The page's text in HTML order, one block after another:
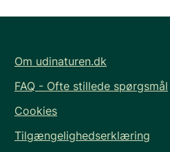
Om udinaturen.dk
FAQ - Ofte stillede spørgsmål
Cookies
Tilgængelighedserklæring